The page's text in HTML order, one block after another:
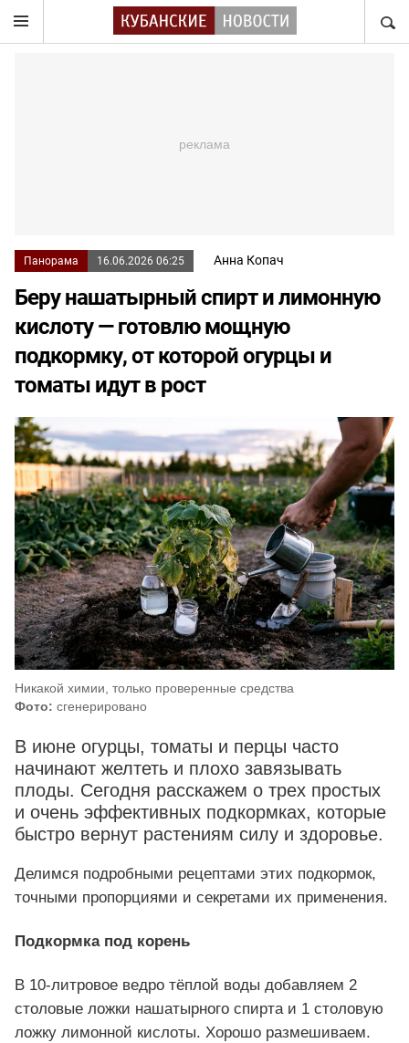
Панорама 16.06.2026 06:25 Анна Копач
Беру нашатырный спирт и лимонную
кислоту — готовлю мощную
подкормку, от которой огурцы и
томаты идут в рост
Никакой химии, только проверенные средства
Фото: сгенерировано
В июне огурцы, томаты и перцы часто
начинают желтеть и плохо завязывать
плоды. Сегодня расскажем о трех простых
и очень эффективных подкормках, которые
быстро вернут растениям силу и здоровье.
Делимся подробными рецептами этих подкормок,
точными пропорциями и секретами их применения.
Подкормка под корень
В 10-литровое ведро тёплой воды добавляем 2
столовые ложки нашатырного спирта и 1 столовую
ложку лимонной кислоты. Хорошо размешиваем.